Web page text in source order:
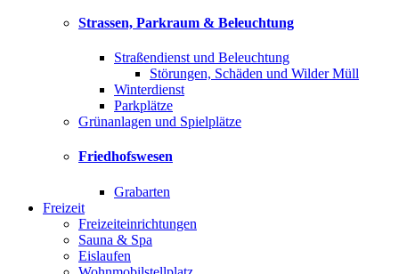
Strassen, Parkraum & Beleuchtung
Straßendienst und Beleuchtung
Störungen, Schäden und Wilder Müll
Winterdienst
Parkplätze
Grünanlagen und Spielplätze
Friedhofswesen
Grabarten
Freizeit
Freizeiteinrichtungen
Sauna & Spa
Eislaufen